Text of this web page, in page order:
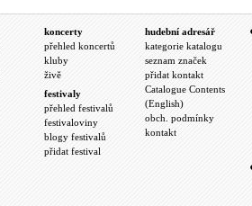
koncerty
přehled koncertů
kluby
živě
festivaly
přehled festivalů
festivaloviny
blogy festivalů
přidat festival
hudební adresář
kategorie katalogu
seznam značek
přidat kontakt
Catalogue Contents
(English)
obch. podmínky
kontakt